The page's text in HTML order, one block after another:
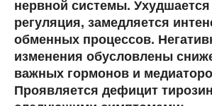
нервной системы. Ухудшается
регуляция, замедляется
обменных процессов.
изменения обусловлены
важных гормонов и
Проявляется дефицит